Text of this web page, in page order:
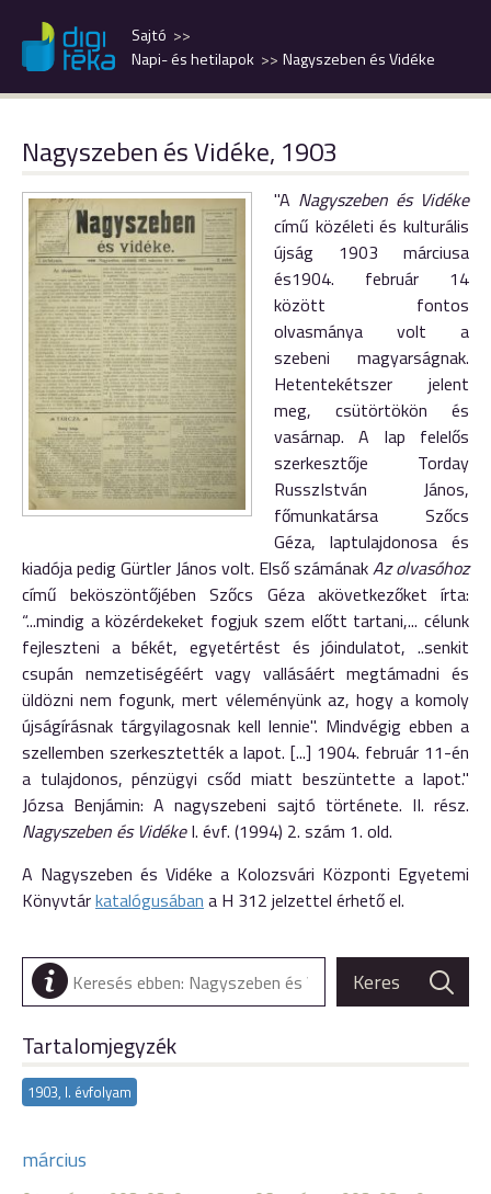
Nagyszeben és Vidéke
Napi- és hetilapok
Sajtó
Nagyszeben és Vidéke, 1903
"A Nagyszeben és Vidéke
című közéletiéskulturális
újság 1903 márciusa
és1904. február 14
között fontos
olvasmánya volt a
szebeni magyarságnak.
Hetentekétszer jelent
meg, csütörtökön és
vasárnap.A lap felelős
szerkesztője Torday
RusszIstván János,
főmunkatársa Szőcs
Géza, laptulajdonosa és
kiadójapedigGürtlerJános volt. ElsőszámánakAzolvasóhoz
címűbeköszöntőjébenSzőcs Géza akövetkezőketírta:
“...mindig aközérdekeket fogjuk szem előtt tartani,...célunk
fejleszteni abékét,egyetértést ésjóindulatot, ..senkit
csupán nemzetiségéértvagy vallásáértmegtámadniés
üldözninem fogunk,mert véleményünk az, hogy a komoly
újságírásnak tárgyilagosnak kell lennie". Mindvégig ebben a
szellemben szerkesztették a lapot. [...] 1904. február 11-én
a tulajdonos,pénzügyicsőd miatt beszüntettealapot."
Józsa Benjámin: A nagyszebeni sajtó története. II. rész.
Nagyszeben és VidékeI. évf. (1994) 2. szám 1. old.
A Nagyszeben és Vidéke a Kolozsvári Központi Egyetemi
Könyvtárkatalógusában a H 312 jelzettel érhető el.
Tartalomjegyzék
1903, I. évfolyam
március